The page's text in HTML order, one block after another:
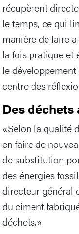
récupèrent
le temps, ce qui
manière de faire
la fois pratique et
le
centre des
Des
«Selon la qualité
en faire de
de substitution
des énergies
directeur général
du ciment
déchets.»